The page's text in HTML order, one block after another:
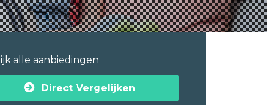
alle aanbiedingen
Direct Vergelijken